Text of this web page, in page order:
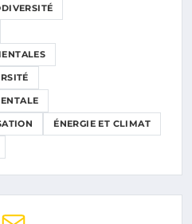
ÉNERGIE ET CLIMAT